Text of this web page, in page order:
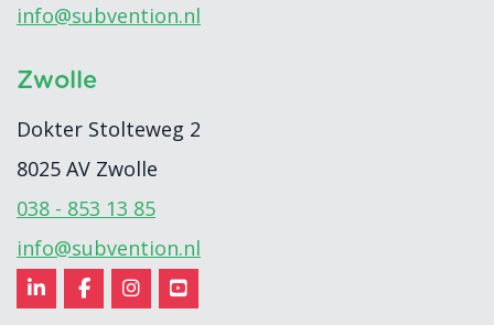
info@subvention.nl
Zwolle
Dokter Stolteweg 2
8025 AV Zwolle
038 - 853 13 85
info@subvention.nl